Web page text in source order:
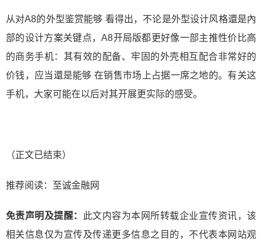
从对A8的外型鉴赏能够 看得出，不论是外型设计风格還是內
部的设计方案关键点，A8开局版都更好像一部主推性价比高
的商务手机：其有效的配备、牢固的外壳相互配合非常好的
价钱，应当還是能够 在销售市场上占据一席之地的。有关这
手机，大家可能在以后对其开展更实际的感受。
（正文已结束）
推荐阅读： 至诚金融网
免责声明及提醒：
此文内容为本网所转载企业宣传资讯，该
相关信息仅为宣传及传递更多信息之目的，不代表本网站观